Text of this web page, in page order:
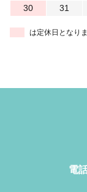
30
31
は定休日となりま
電